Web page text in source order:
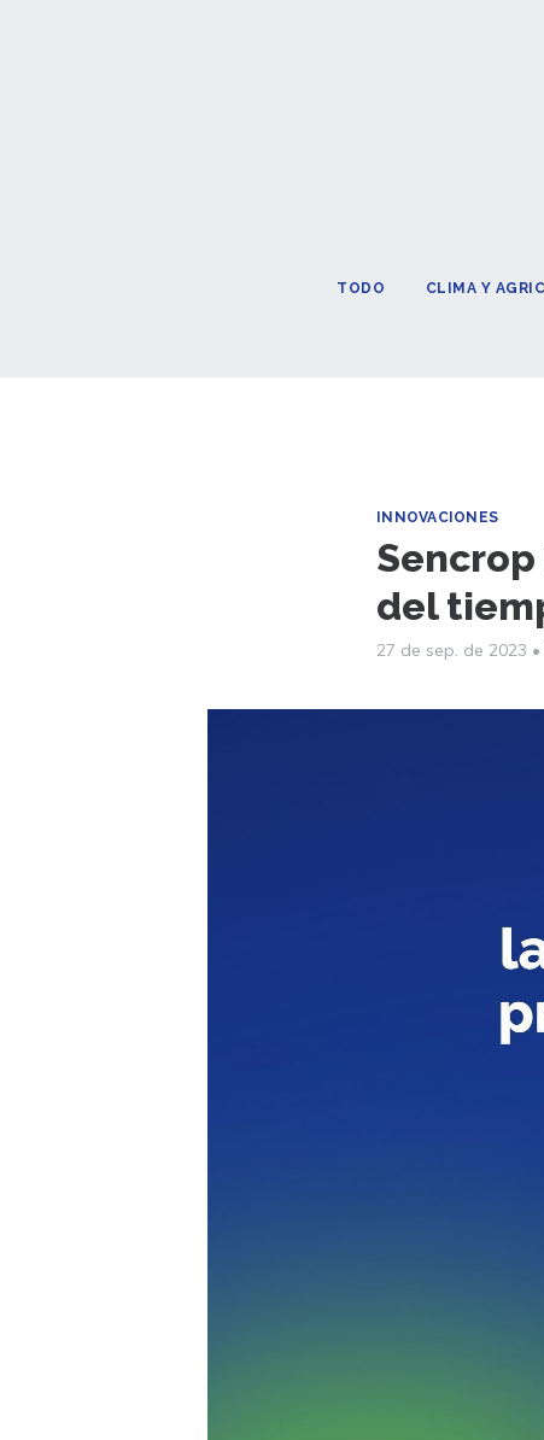
TODO CLIMA Y
INNOVACIONES
del
27 de sep. de 2023 •